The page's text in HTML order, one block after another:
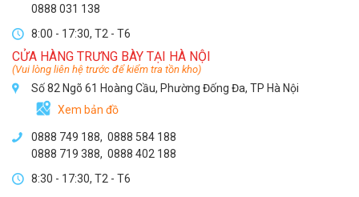
0888 031 138
8:00 - 17:30, T2 - T6
CỬA HÀNG TRƯNG BÀY TẠI HÀ NỘI
(Vui lòng liên hệ trước để kiểm tra tồn kho)
Số 82 Ngõ 61 Hoàng Cầu, Phường Đống Đa, TP Hà Nội
Xem bản đồ
0888 749 188, 0888 584 188
0888 719 388, 0888 402 188
8:30 - 17:30, T2 - T6